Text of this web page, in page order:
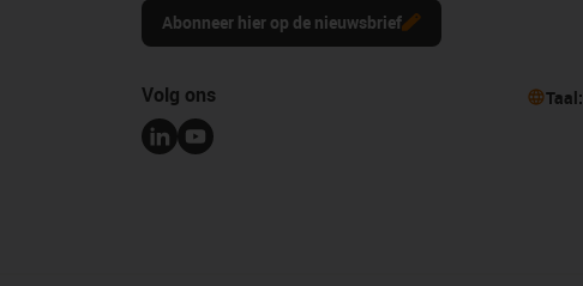
Abonneer hier op de nieuwsbrief
Volg ons Taal: